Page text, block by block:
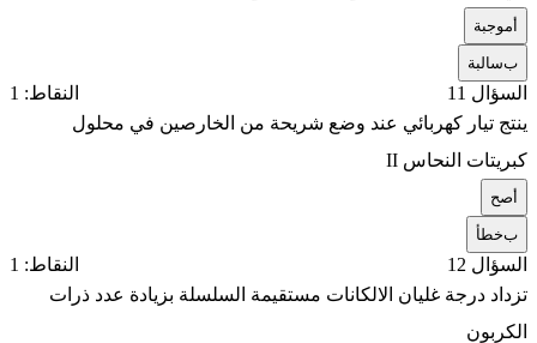
موجبة
بسالبة
السؤال 11
النقاط: 1
ينتج تيار كهربائي عند وضع شريحة من الخارصين في محلول
كبريتات النحاس II
صح
بخطأ
السؤال 12
النقاط: 1
تزداد درجة غليان الالكانات مستقيمة السلسلة بزيادة عدد ذرات
الكربون